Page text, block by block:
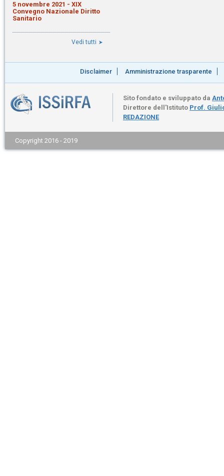
5 novembre 2021 - XIX
Convegno Nazionale Diritto
Sanitario
Vedi tutti
Disclaimer Amministrazione trasparente
Sito fondato e sviluppato da
Direttore dell'Istituto Prof.
REDAZIONE
Copyright 2016 - 2019